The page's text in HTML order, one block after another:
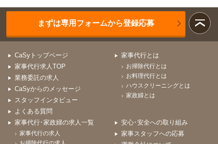
まずは専用フォームから登録応募
CaSyトップページ
家事代行求人TOP
業務委託の求人
CaSyからのメッセージ
スタッフインタビュー
よくある質問
家事代行とは
お掃除代行とは
お料理代行とは
ハウスクリーニングとは
家政婦とは
家事代行･家政婦の求人一覧
家事代行の求人
安心･安全への取り組み
家事スタッフへの応募